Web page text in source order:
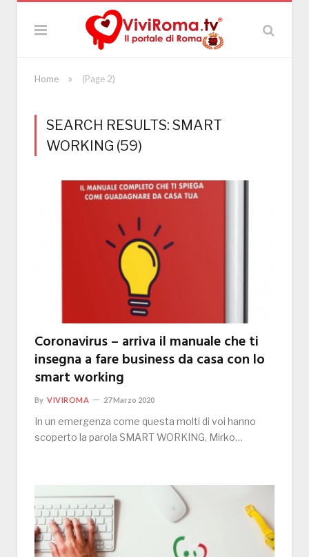
Home » (Page 2)
SEARCH RESULTS: SMART
WORKING (59)
Coronavirus – arriva il manuale che ti
insegna a fare business da casa con lo
smart working
By VIVIROMA 27 Marzo 2020
In un emergenza come questa molti di voi hanno
scoperto la parola SMART WORKING, Mirko…